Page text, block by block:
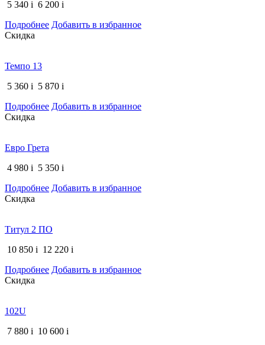
5 340 i 6 200 i
Подробнее Добавить в избранное
Скидка
Темпо 13
5 360 i 5 870 i
Подробнее Добавить в избранное
Скидка
Евро Грета
4 980 i 5 350 i
Подробнее Добавить в избранное
Скидка
Титул 2 ПО
10 850 i 12 220 i
Подробнее Добавить в избранное
Скидка
102U
7 880 i 10 600 i